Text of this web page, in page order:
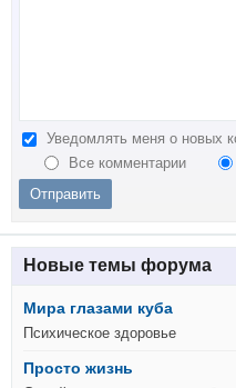
Уведомлять меня о новых
Все комментарии
Новые темы форума
Мира глазами куба
Психическое здоровье
Просто жизнь